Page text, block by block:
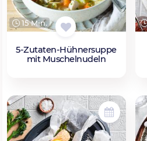
15 Min.
5-Zutaten-Hühnersuppe
mit Muschelnudeln